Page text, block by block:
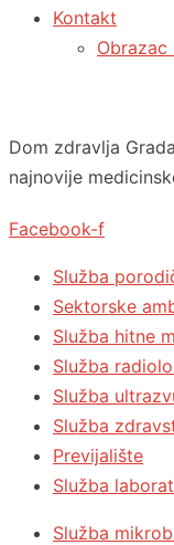
Kontakt
Obrazac
Dom zdravlja
najnovije
Facebook-f
Služba
Sektorske
Služba hitne
Služba
Služba
Služba
Previjalište
Služba
Služba